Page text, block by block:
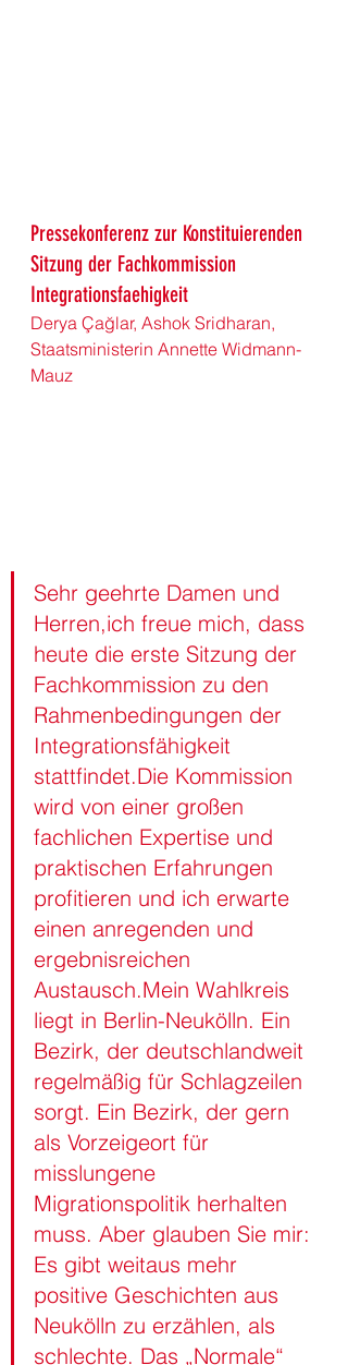
Pressekonferenz zur Konstituierenden
Sitzung der Fachkommission
Integrationsfaehigkeit
Derya Çağlar, Ashok Sridharan,
Staatsministerin Annette Widmann-
Mauz
Sehr geehrte Damen und
Herren,ich freue mich, dass
heute die erste Sitzung der
Fachkommission zu den
Rahmenbedingungen der
Integrationsfähigkeit
stattfindet.Die Kommission
wird von einer großen
fachlichen Expertise und
praktischen Erfahrungen
profitieren und ich erwarte
einen anregenden und
ergebnisreichen
Austausch.Mein Wahlkreis
liegt in Berlin-Neukölln. Ein
Bezirk, der deutschlandweit
regelmäßig für Schlagzeilen
sorgt. Ein Bezirk, der gern
als Vorzeigeort für
misslungene
Migrationspolitik herhalten
muss. Aber glauben Sie mir:
Es gibt weitaus mehr
positive Geschichten aus
Neukölln zu erzählen, als
schlechte. Das „Normale“